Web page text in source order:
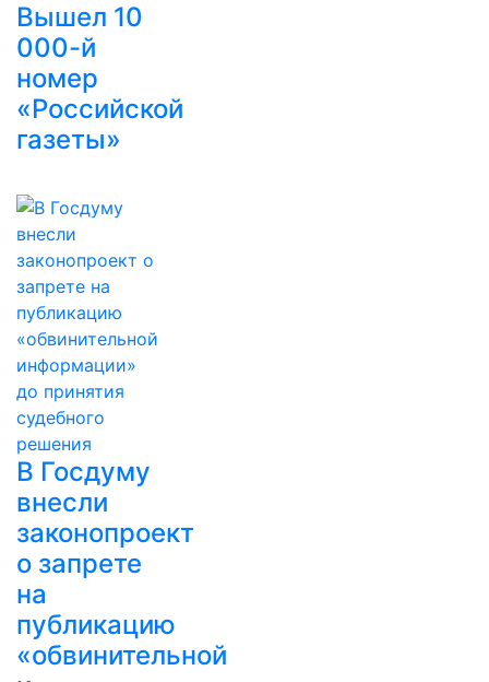
Вышел 10
000-й
номер
«Российской
газеты»
В Госдуму
внесли
законопроект
о запрете
на
публикацию
«обвинительной